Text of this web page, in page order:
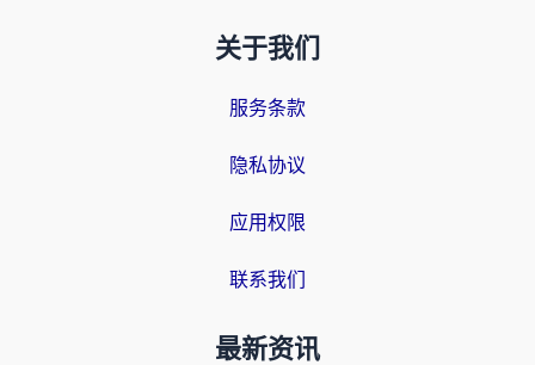
关于我们
服务条款
隐私协议
应用权限
联系我们
最新资讯